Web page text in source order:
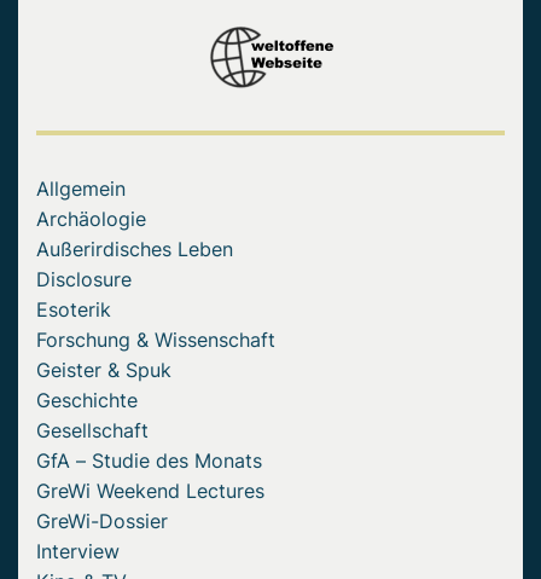
Allgemein
Archäologie
Außerirdisches Leben
Disclosure
Esoterik
Forschung & Wissenschaft
Geister & Spuk
Geschichte
Gesellschaft
GfA – Studie des Monats
GreWi Weekend Lectures
GreWi-Dossier
Interview